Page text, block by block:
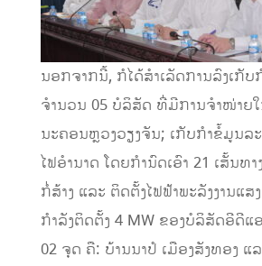
ນອກຈາກນີ້, ກໍໄດ້ສໍາເລັດການລົງເກັບ
ຈໍານວນ 05 ບໍລິສັດ ທີ່ມີການຈໍາໜ່າຍ
ນະຄອນຫຼວງວຽງຈັນ; ເກັບກຳຂໍ້ມູນລະ
ໄຟອໍານາດ ໂດຍກໍານົດເອົາ 21 ເສັ້ນທ
ກໍ່ສ້າງ ແລະ ຕິດຕັ້ງໄຟຟ້າພະລັງງານແສ
ກຳລັງຕິດຕັ້ງ 4 MW ຂອງບໍລິສັດອີດີແ
02 ຈຸດ ຄື: ບ້ານນາປໍ ເມືອງສັງທອງ ແ